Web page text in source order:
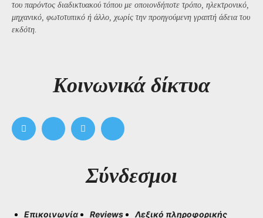
του παρόντος διαδικτυακού τόπου με οποιονδήποτε τρόπο, ηλεκτρονικό,
μηχανικό, φωτοτυπικό ή άλλο, χωρίς την προηγούμενη γραπτή άδεια του
εκδότη.
Kοινωνικά δίκτυα
Σύνδεσμοι
Επικοινωνία Reviews Λεξικό πληροφορικής